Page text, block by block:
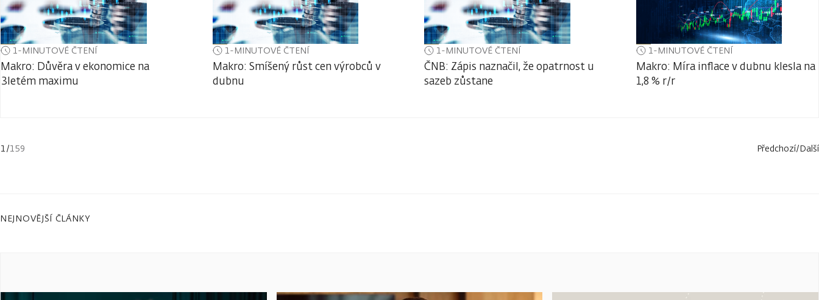
1-MINUTOVÉ ČTENÍ
Makro: Důvěra v ekonomice na
3letém maximu
1-MINUTOVÉ ČTENÍ
Makro: Smíšený růst cen výrobců v
dubnu
1-MINUTOVÉ ČTENÍ
ČNB: Zápis naznačil, že opatrnost u
sazeb zůstane
1-MINUTOVÉ ČTENÍ
Makro: Míra inflace v dubnu klesla na
1,8 % r/r
1 /159 Předchozí/Další
NEJNOVĚJŠÍ ČLÁNKY